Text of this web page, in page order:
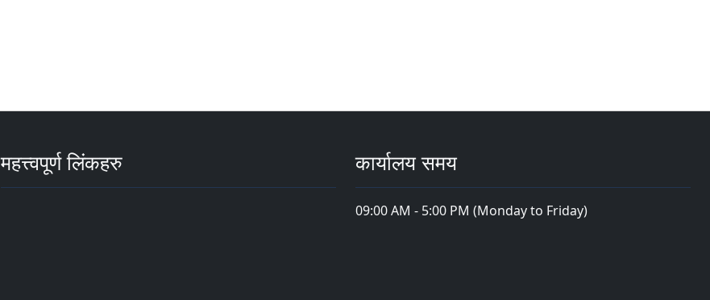
महत्त्वपूर्ण लिंकहरु कार्यालय समय
09:00 AM - 5:00 PM (Monday to Friday)